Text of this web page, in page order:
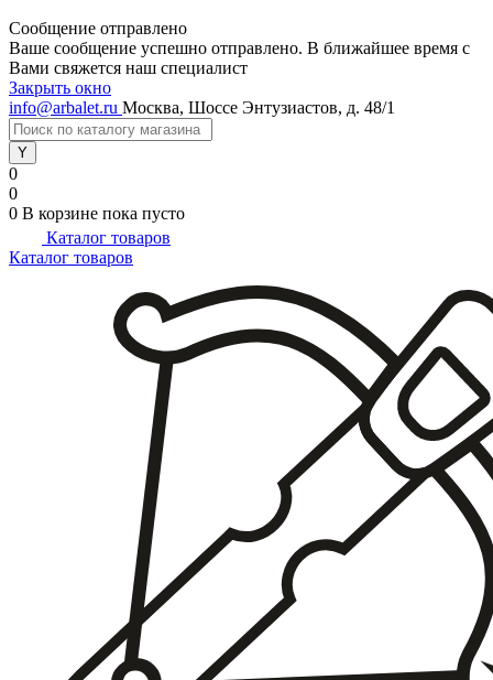
Сообщение отправлено
Ваше сообщение успешно отправлено. В ближайшее время с
Вами свяжется наш специалист
Закрыть окно
info@arbalet.ru Москва, Шоссе Энтузиастов, д. 48/1
0
0
0 В корзине пока пусто
Каталог товаров
Каталог товаров